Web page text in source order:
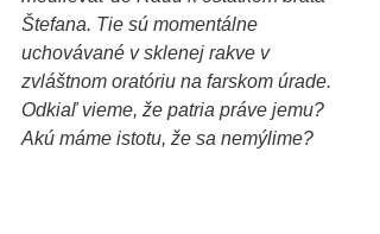
Štefana. Tie sú momentálne
uchovávané v sklenej rakve v
zvláštnom oratóriu na farskom úrade.
Odkiaľ vieme, že patria práve jemu?
Akú máme istotu, že sa nemýlime?